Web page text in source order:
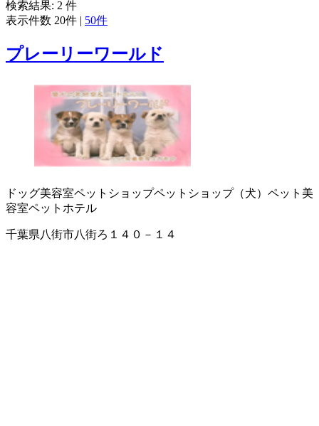
検索結果: 2 件
表示件数 20件 | 50件
プレーリーワールド
ドッグ美容室ペットショップペットショップ（犬） ペット美
容室ペットホテル
千葉県八街市八街ろ１４０－１４